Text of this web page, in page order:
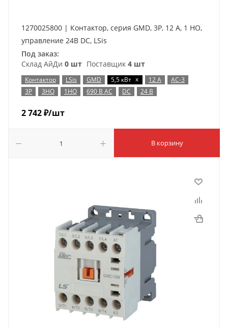
1270025800 | Контактор, серия GMD, 3P, 12 А, 1 НО,
управление 24В DC, LSis
Под заказ:
Склад АйДи 0 шт Поставщик 4 шт
Контактор LSis GMD 5,5 кВт x 12 А
AC-3
3P
3НО 1НО 690 В AC DC 24 В
2 742₽/шт
В корзину